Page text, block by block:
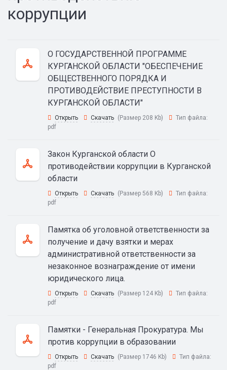
коррупции
О ГОСУДАРСТВЕННОЙ ПРОГРАММЕ
КУРГАНСКОЙ ОБЛАСТИ "ОБЕСПЕЧЕНИЕ
ОБЩЕСТВЕННОГО ПОРЯДКА И
ПРОТИВОДЕЙСТВИЕ ПРЕСТУПНОСТИ В
КУРГАНСКОЙ ОБЛАСТИ"
Открыть Скачать (Размер 208 Kb)
Тип файла:
pdf
Закон Курганской области О
противодействии коррупции в Курганской
области
Открыть Скачать (Размер 568 Kb)
Тип файла:
pdf
Памятка об уголовной ответственности за
получение и дачу взятки и мерах
административной ответственности за
незаконное вознаграждение от имени
юридического лица.
Открыть Скачать (Размер 124 Kb)
Тип файла:
pdf
Памятки - Генеральная Прокуратура. Мы
против коррупции в образовании
Открыть Скачать (Размер 1746 Kb)
Тип файла:
pdf